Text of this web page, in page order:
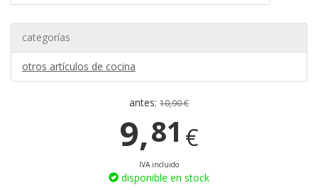
categorías
otros artículos de cocina
antes: 10,90 €
9,81 €
IVA incluido
disponible en stock